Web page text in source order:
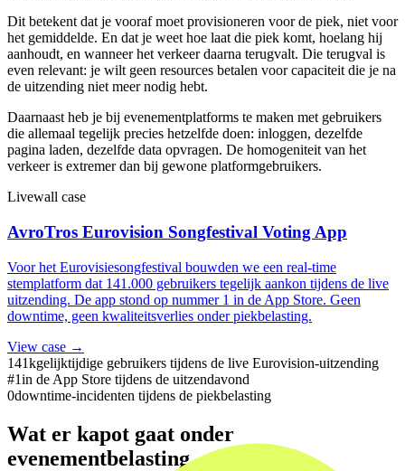
Dit betekent dat je vooraf moet provisioneren voor de piek, niet voor
het gemiddelde. En dat je weet hoe laat die piek komt, hoelang hij
aanhoudt, en wanneer het verkeer daarna terugvalt. Die terugval is
even relevant: je wilt geen resources betalen voor capaciteit die je na
de uitzending niet meer nodig hebt.
Daarnaast heb je bij evenementplatforms te maken met gebruikers
die allemaal tegelijk precies hetzelfde doen: inloggen, dezelfde
pagina laden, dezelfde data opvragen. De homogeniteit van het
verkeer is extremer dan bij gewone platformgebruikers.
Livewall case
AvroTros Eurovision Songfestival Voting App
Voor het Eurovisiesongfestival bouwden we een real-time
stemplatform dat 141.000 gebruikers tegelijk aankon tijdens de live
uitzending. De app stond op nummer 1 in de App Store. Geen
downtime, geen kwaliteitsverlies onder piekbelasting.
View case →
141kgelijktijdige gebruikers tijdens de live Eurovision-uitzending
#1in de App Store tijdens de uitzendavond
0downtime-incidenten tijdens de piekbelasting
Wat er kapot gaat onder
evenementbelasting